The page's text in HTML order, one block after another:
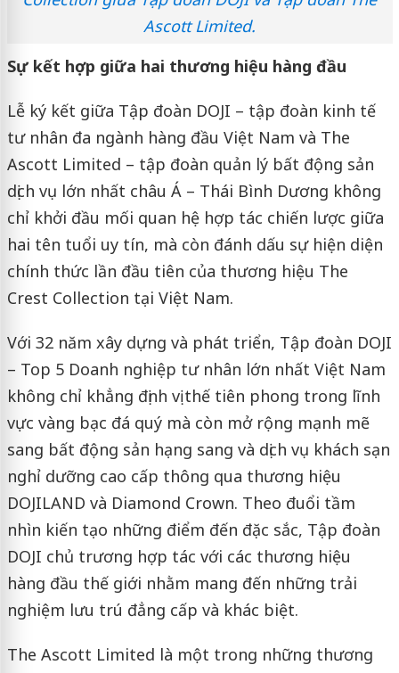
Ascott Limited.
Sự kết hợp giữa hai thương hiệu hàng đầu
Lễ ký kết giữa Tập đoàn DOJI – tập đoàn kinh tế
tư nhân đa ngành hàng đầu Việt Nam và The
Ascott Limited – tập đoàn quản lý bất động sản
dịch vụ lớn nhất châu Á – Thái Bình Dương không
chỉ khởi đầu mối quan hệ hợp tác chiến lược giữa
hai tên tuổi uy tín, mà còn đánh dấu sự hiện diện
chính thức lần đầu tiên của thương hiệu The
Crest Collection tại Việt Nam.
Với 32 năm xây dựng và phát triển, Tập đoàn DOJI
– Top 5 Doanh nghiệp tư nhân lớn nhất Việt Nam
không chỉ khẳng định vị thế tiên phong trong lĩnh
vực vàng bạc đá quý mà còn mở rộng mạnh mẽ
sang bất động sản hạng sang và dịch vụ khách sạn
nghỉ dưỡng cao cấp thông qua thương hiệu
DOJILAND và Diamond Crown. Theo đuổi tầm
nhìn kiến tạo những điểm đến đặc sắc, Tập đoàn
DOJI chủ trương hợp tác với các thương hiệu
hàng đầu thế giới nhằm mang đến những trải
nghiệm lưu trú đẳng cấp và khác biệt.
The Ascott Limited là một trong những thương